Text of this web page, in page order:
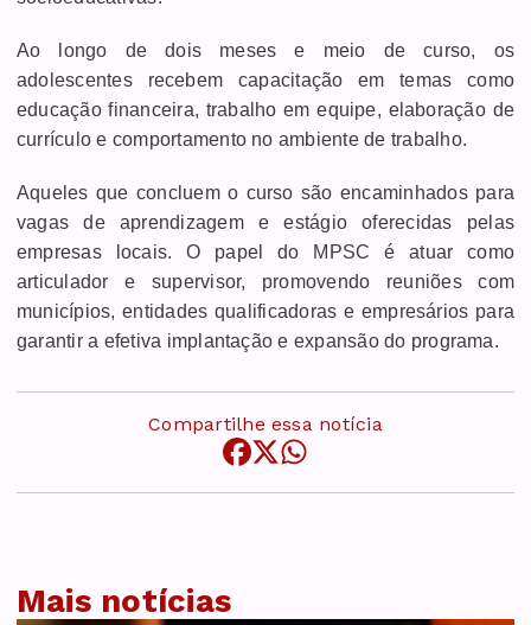
Ao longo de dois meses e meio de curso, os
adolescentes recebem capacitação em temas como
educação financeira, trabalho em equipe, elaboração de
currículo e comportamento no ambiente de trabalho.
Aqueles que concluem o curso são encaminhados para
vagas de aprendizagem e estágio oferecidas pelas
empresas locais. O papel do MPSC é atuar como
articulador e supervisor, promovendo reuniões com
municípios, entidades qualificadoras e empresários para
garantir a efetiva implantação e expansão do programa.
Compartilhe essa notícia
Mais notícias